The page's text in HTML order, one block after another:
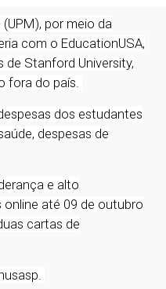
por meio da
com o EducationUSA,
Stanford University,
fora do país.
dos estudantes
despesas de
e alto
online até 09 de outubro
cartas de